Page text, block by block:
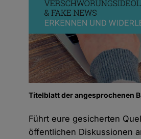
Titelblatt der angesprochenen
Führt eure gesicherten
öffentlichen Diskussionen